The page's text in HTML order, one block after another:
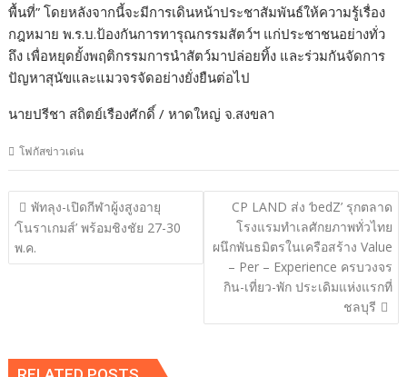
พื้นที่” โดยหลังจากนี้จะมีการเดินหน้าประชาสัมพันธ์ให้ความรู้เรื่อง
กฎหมาย พ.ร.บ.ป้องกันการทารุณกรรมสัตว์ฯ แก่ประชาชนอย่างทั่ว
ถึง เพื่อหยุดยั้งพฤติกรรมการนำสัตว์มาปล่อยทิ้ง และร่วมกันจัดการ
ปัญหาสุนัขและแมวจรจัดอย่างยั่งยืนต่อไป
นายปรีชา สถิตย์เรืองศักดิ์ / หาดใหญ่ จ.สงขลา
โฟกัสข่าวเด่น
แนะแนว
เรื่อง
พัทลุง-เปิดกีฬาผู้งสูงอายุ
‘โนราเกมส์’ พร้อมชิงชัย 27-30
พ.ค.
CP LAND ส่ง ‘bedZ’ รุกตลาด
โรงแรมทำเลศักยภาพทั่วไทย
ผนึกพันธมิตรในเครือสร้าง Value
– Per – Experience ครบวงจร
กิน-เที่ยว-พัก ประเดิมแห่งแรกที่
ชลบุรี